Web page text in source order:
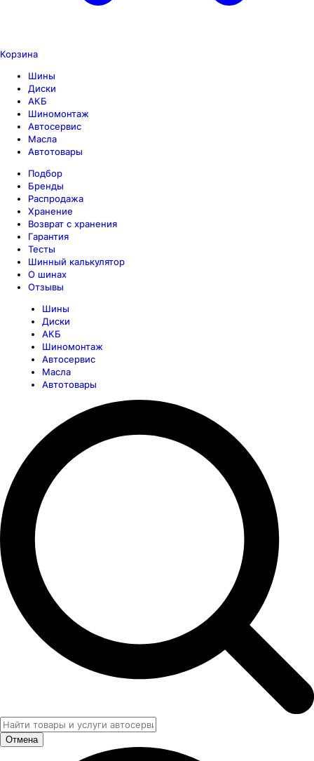
Корзина
Шины
Диски
АКБ
Шиномонтаж
Автосервис
Масла
Автотовары
Подбор
Бренды
Распродажа
Хранение
Возврат с хранения
Гарантия
Тесты
Шинный калькулятор
О шинах
Отзывы
Шины
Диски
АКБ
Шиномонтаж
Автосервис
Масла
Автотовары
Отмена